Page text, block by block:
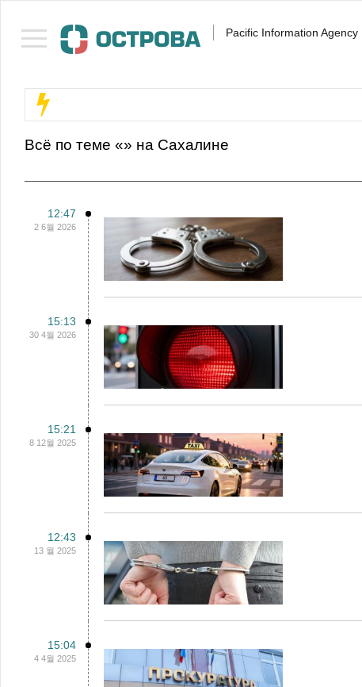
Pacific Information Agency
Всё по теме «» на Сахалине
12:47
2 6월 2026
15:13
30 4월 2026
15:21
8 12월 2025
12:43
13 월 2025
15:04
4 4월 2025